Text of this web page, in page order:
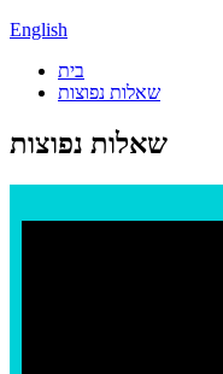
English
בית
שאלות נפוצות
שאלות נפוצות